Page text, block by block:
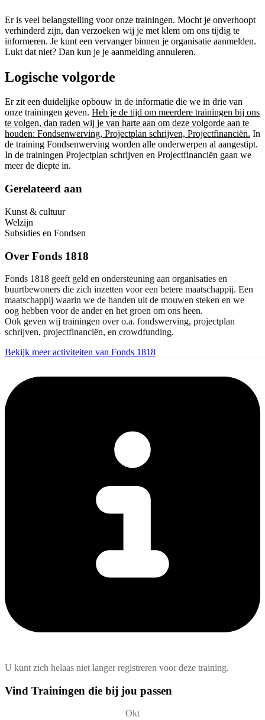
Er is veel belangstelling voor onze trainingen. Mocht je onverhoopt
verhinderd zijn, dan verzoeken wij je met klem om ons tijdig te
informeren. Je kunt een vervanger binnen je organisatie aanmelden.
Lukt dat niet? Dan kun je je aanmelding annuleren.
Logische volgorde
Er zit een duidelijke opbouw in de informatie die we in drie van
onze trainingen geven. Heb je de tijd om meerdere trainingen bij ons
te volgen, dan raden wij je van harte aan om deze volgorde aan te
houden: Fondsenwerving, Projectplan schrijven, Projectfinanciën. In
de training Fondsenwerving worden alle onderwerpen al aangestipt.
In de trainingen Projectplan schrijven en Projectfinanciën gaan we
meer de diepte in.
Gerelateerd aan
Kunst & cultuur
Welzijn
Subsidies en Fondsen
Over Fonds 1818
Fonds 1818 geeft geld en ondersteuning aan organisaties en
buurtbewoners die zich inzetten voor een betere maatschappij. Een
maatschappij waarin we de handen uit de mouwen steken en we
oog hebben voor de ander en het groen om ons heen.
Ook geven wij trainingen over o.a. fondswerving, projectplan
schrijven, projectfinanciën, en crowdfunding.
Bekijk meer activiteiten van Fonds 1818
U kunt zich helaas niet langer registreren voor deze training.
Vind Trainingen die bij jou passen
Okt